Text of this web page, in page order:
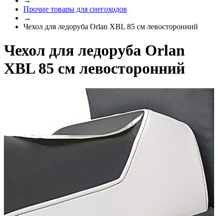
Прочие товары для снегоходов
→
Чехол для ледоруба Orlan XBL 85 см левосторонний
Чехол для ледоруба Orlan
XBL 85 см левосторонний